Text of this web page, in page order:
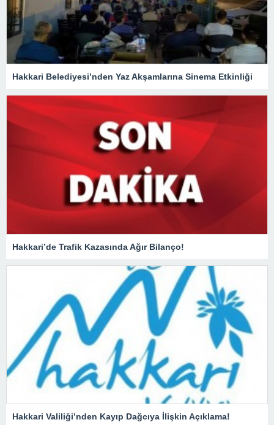
Hakkari Belediyesi’nden Yaz Akşamlarına Sinema Etkinliği
Hakkari’de Trafik Kazasında Ağır Bilanço!
Hakkari Valiliği’nden Kayıp Dağcıya İlişkin Açıklama!